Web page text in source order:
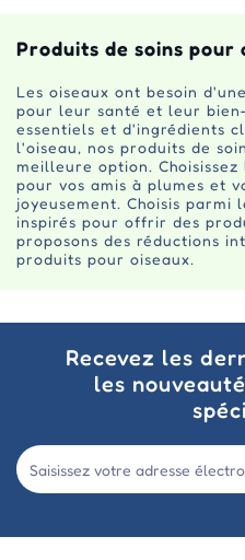
Produits de soins pour
Les oiseaux ont besoin
pour leur santé et leur
essentiels et d'ingrédients
l'oiseau, nos produits de
meilleure option.
pour vos amis à plumes et
joyeusement. Choisis parmi
inspirés pour offrir des
proposons des réductions
produits pour oiseaux.
Recevez les
les